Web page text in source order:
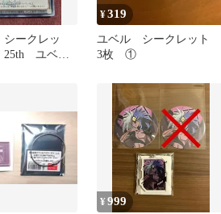
ークレッ
ユベ
¥319
ユベル シークレット
3枚 ①
¥999